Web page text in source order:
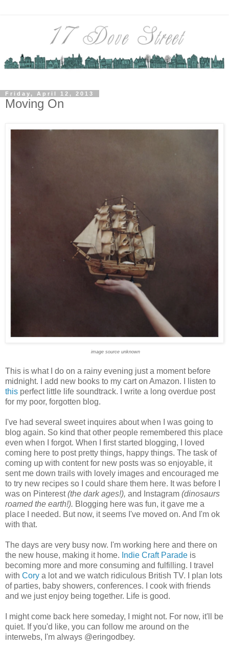
Friday, April 12, 2013
Moving On
image source unknown
This is what I do on a rainy evening just a moment before
midnight. I add new books to my cart on Amazon. I listen to
this perfect little life soundtrack. I write a long overdue post
for my poor, forgotten blog.
I've had several sweet inquires about when I was going to
blog again. So kind that other people remembered this place
even when I forgot. When I first started blogging, I loved
coming here to post pretty things, happy things. The task of
coming up with content for new posts was so enjoyable, it
sent me down trails with lovely images and encouraged me
to try new recipes so I could share them here. It was before I
was on Pinterest(the dark ages!), and Instagram (dinosaurs
roamed the earth!). Blogging here was fun, it gave me a
place I needed. But now, it seems I've moved on. And I'm ok
with that.
The days are very busy now. I'm working here and there on
the new house, making it home. Indie Craft Parade is
becoming more and more consuming and fulfilling. I travel
with Cory a lot and we watch ridiculous British TV. I plan lots
of parties, baby showers, conferences. I cook with friends
and we just enjoy being together. Life is good.
I might come back here someday, I might not. For now, it'll be
quiet. If you'd like, you can follow me around on the
interwebs, I'm always @eringodbey.